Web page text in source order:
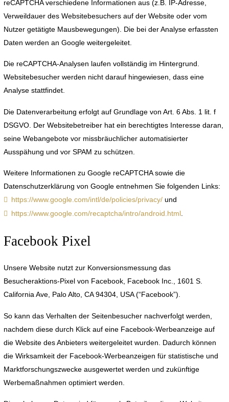
reCAPTCHA verschiedene Informationen aus (z.B. IP-Adresse,
Verweildauer des Websitebesuchers auf der Website oder vom
Nutzer getätigte Mausbewegungen). Die bei der Analyse erfassten
Daten werden an Google weitergeleitet.
Die reCAPTCHA-Analysen laufen vollständig im Hintergrund.
Websitebesucher werden nicht darauf hingewiesen, dass eine
Analyse stattfindet.
Die Datenverarbeitung erfolgt auf Grundlage von Art. 6 Abs. 1 lit. f
DSGVO. Der Websitebetreiber hat ein berechtigtes Interesse daran,
seine Webangebote vor missbräuchlicher automatisierter
Ausspähung und vor SPAM zu schützen.
Weitere Informationen zu Google reCAPTCHA sowie die
Datenschutzerklärung von Google entnehmen Sie folgenden Links:
https://www.google.com/intl/de/policies/privacy/ und
https://www.google.com/recaptcha/intro/android.html
Facebook Pixel
Unsere Website nutzt zur Konversionsmessung das
Besucheraktions-Pixel von Facebook, Facebook Inc., 1601 S.
California Ave, Palo Alto, CA 94304, USA (“Facebook”).
So kann das Verhalten der Seitenbesucher nachverfolgt werden,
nachdem diese durch Klick auf eine Facebook-Werbeanzeige auf
die Website des Anbieters weitergeleitet wurden. Dadurch können
die Wirksamkeit der Facebook-Werbeanzeigen für statistische und
Marktforschungszwecke ausgewertet werden und zukünftige
Werbemaßnahmen optimiert werden.